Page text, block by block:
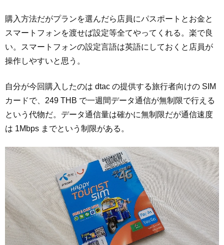
購入方法だがプランを選んだら店員にパスポートとお金と
スマートフォンを渡せば設定等全てやってくれる。楽で良
い。スマートフォンの設定言語は英語にしておくと店員が
操作しやすいと思う。
自分が今回購入したのは dtac の提供する旅行者向けの SIM
カードで、249 THB で一週間データ通信が無制限で行える
という代物だ。データ通信量は確かに無制限だが通信速度
は 1Mbps までという制限がある。